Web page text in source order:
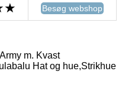
Besøg webshop
m. Kvast
Hat og hue,Strikhue